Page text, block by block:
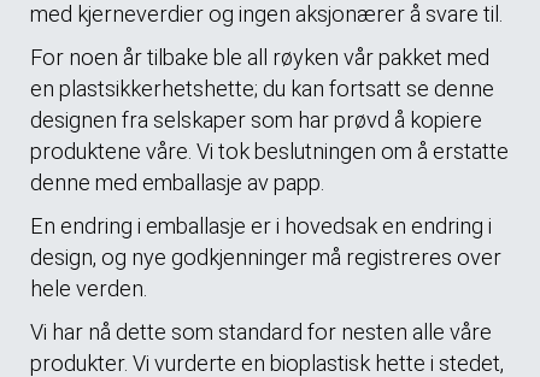
med kjerneverdier og ingen aksjonærer å svare til.
For noen år tilbake ble all røyken vår pakket med
en plastsikkerhetshette; du kan fortsatt se denne
designen fra selskaper som har prøvd å kopiere
produktene våre. Vi tok beslutningen om å erstatte
denne med emballasje av papp.
En endring i emballasje er i hovedsak en endring i
design, og nye godkjenninger må registreres over
hele verden.
Vi har nå dette som standard for nesten alle våre
produkter. Vi vurderte en bioplastisk hette i stedet,